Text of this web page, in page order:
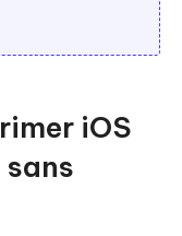
iOS